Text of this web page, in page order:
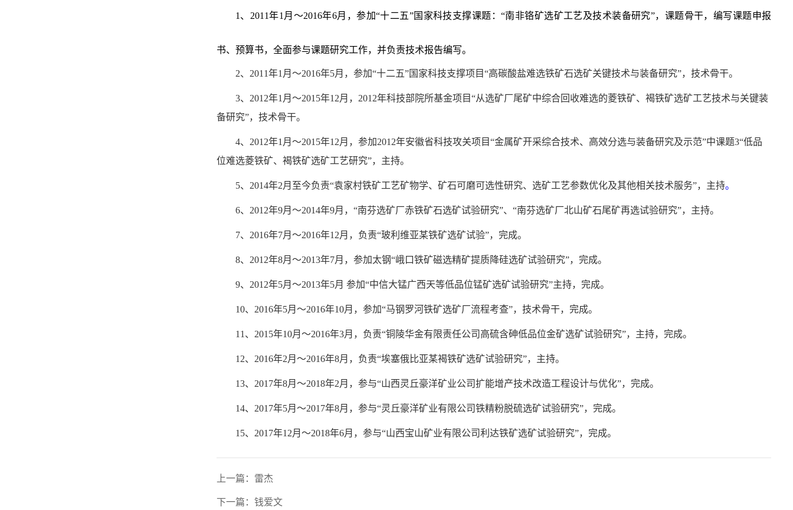
1 、2011年1月～2016年6月 ，参加“十二五”国家科技支撑课题：“南非铬矿选矿工艺及技术装备研究”，课题骨干，编写课题申报
书、 预算书，全面参与课题研究工作， 并负责技术报告编写。
2、 2011年1 月～2016年5月，参加“十二五”国家科技支撑项目“高碳酸盐难选铁矿石选矿关键技术与装备研究”，技术骨干。
3、 2012年1 月～2015年12月， 2012年科技部院所基金项目“从选矿厂尾矿中综合回收难选的菱铁矿、褐铁矿选矿工艺技术与关键装
备研究”，技术骨干。
4、 2012年1 月～2015年12月，参加2012年安徽省科技攻关项目“金属矿开采综合技术、高效分选与装备研究及示范”中课题3“低品
位难选菱铁矿、褐铁矿选矿工艺研究”，主持。
5、 2014年2月至今负责“袁家村铁矿工艺矿物学、矿石可磨可选性研究、选矿工艺参数优化及其他相关技术服务”，主持。
6、 2012年9月～2014年9月，“南芬选矿厂赤铁矿石选矿试验研究”、“南芬选矿厂北山矿石尾矿再选试验研究”，主持。
7、 2016年7月～2016年12月，负责“玻利维亚某铁矿选矿试验”，完成。
8、 2012年8月～2013年7月，参加太钢“峨口铁矿磁选精矿提质降硅选矿试验研究”，完成。
9、 2012年5月～2013年5月 参加“中信大锰广西天等低品位锰矿选矿试验研究”主持，完成。
10、 2016年5月～2016年10月，参加“马钢罗河铁矿选矿厂流程考查”，技术骨干，完成。
11 、 2015年10月～2016年3月，负责“铜陵华金有限责任公司高硫含砷低品位金矿选矿试验研究”，主持，完成。
12、 2016年2月～2016年8月，负责“埃塞俄比亚某褐铁矿选矿试验研究”，主持。
13、 2017年8月～2018年2月，参与“山西灵丘豪洋矿业公司扩能增产技术改造工程设计与优化”，完成。
14、 2017年5月～2017年8月，参与“灵丘豪洋矿业有限公司铁精粉脱硫选矿试验研究”，完成。
15、 2017年12月～2018年6月，参与“山西宝山矿业有限公司利达铁矿选矿试验研究”，完成。
上一篇： 雷杰
下一篇： 钱爱文